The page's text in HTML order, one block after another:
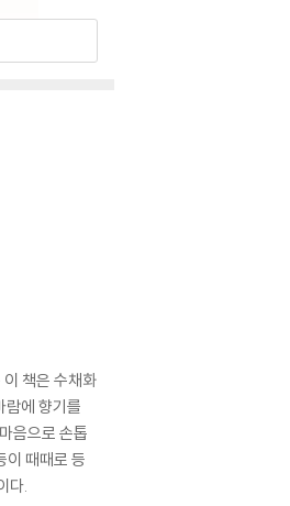
이 책은 수채화
람에 향기를
음으로 손톱
이 때때로 등
다.